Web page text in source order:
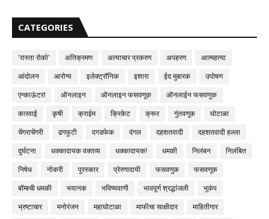
CATEGORIES
'रास्ता रोको' अतिक्रमण अत्याचार प्रकरण अपहरण
आत्महत्या
आंदोलन
आरोग्य इलेक्ट्रॉनिक इशारा ईद मुबारक
उपोषण
एन्काऊंटर!
ऑनलाइन ऑनलाइन फसवणूक
ऑनलाईन फसवणुक
कारवाई
कृषी क्राईम क्रिकेट क्रूर गुंतवणूक
घोटाळा
चेंगराचेंगरी
ढगफुटी दगडफेक दंगल दहशतवादी
दहशतवादी हल्ला
दुर्घटना
धक्कादायक वक्तव्य धक्कादायक! धमकी निलंबन
निलंबित
निषेध
नोकरी पुरस्कार प्रेरणादायी फसवणुक
फसवणूक
बॉम्बची धमकी
भयानक भविष्यवाणी भावपूर्ण श्रद्धांजली
भूकंप
भ्रष्टाचार
मनोरंजन महाघोटाळा माफीचा साक्षीदार
माहितीगार